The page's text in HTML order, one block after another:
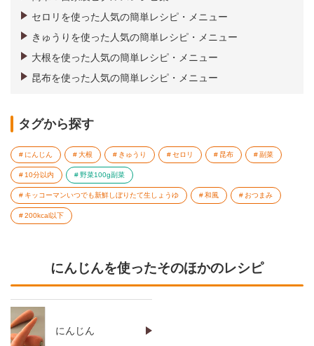
セロリを使った人気の簡単レシピ・メニュー
きゅうりを使った人気の簡単レシピ・メニュー
大根を使った人気の簡単レシピ・メニュー
昆布を使った人気の簡単レシピ・メニュー
タグから探す
にんじん 大根 きゅうり セロリ 昆布 副菜
10分以内 野菜100g副菜
キッコーマンいつでも新鮮しぼりたて生しょうゆ 和風 おつまみ
200kcal以下
にんじんを使ったそのほかのレシピ
にんじん